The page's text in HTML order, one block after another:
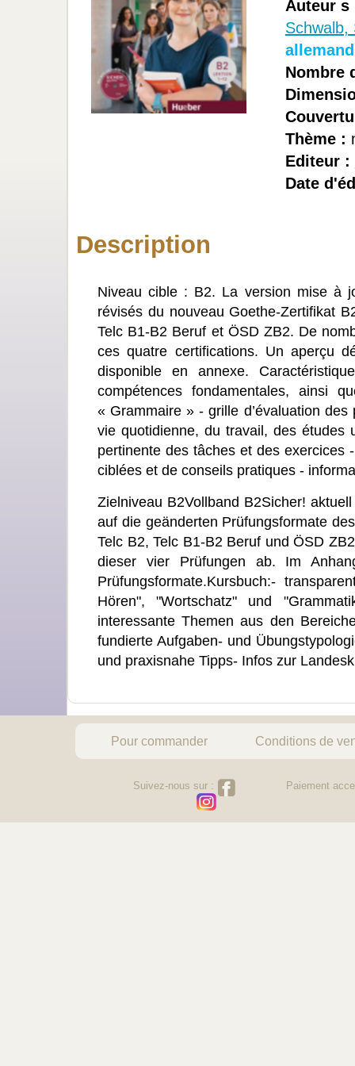
Auteur
Schwalb,
allemand
Nombre
Thème :
Editeur :
Date
Description
Niveau cible : B2. La version mise à
révisés du nouveau Goethe-Zertifikat
Telc B1-B2 Beruf et ÖSD ZB2. De
ces quatre certifications. Un aperçu
disponible en annexe.
compétences fondamentales, ainsi
« Grammaire » - grille d’évaluation
vie quotidienne, du travail, des études
pertinente des tâches et des exercices
ciblées et de conseils pratiques -
Zielniveau B2Vollband B2Sicher!
auf die geänderten Prüfungsformate
Telc B2, Telc B1-B2 Beruf und ÖSD
dieser vier Prüfungen ab. Im
Prüfungsformate.Kursbuch:-
Hören", "Wortschatz" und
interessante Themen aus den
fundierte Aufgaben- und
und praxisnahe Tipps- Infos zur
Pour commander Conditions de
Suivez-nous sur : Paiement